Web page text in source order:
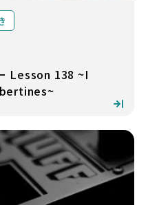
Lesson 138 ~I